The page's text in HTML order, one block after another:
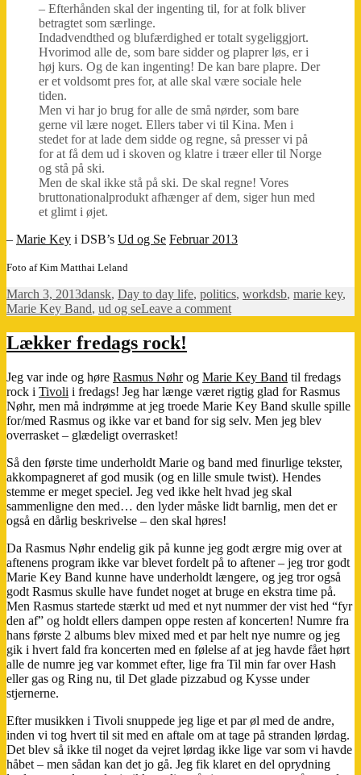
– Efterhånden skal der ingenting til, for at folk bliver
betragtet som særlinge.
Indadvendthed og blufærdighed er totalt sygeliggjort.
Hvorimod alle de, som bare sidder og plaprer løs, er i
høj kurs. Og de kan ingenting! De kan bare plapre. Der
er et voldsomt pres for, at alle skal være sociale hele
tiden.
Men vi har jo brug for alle de små nørder, som bare
gerne vil lære noget. Ellers taber vi til Kina. Men i
stedet for at lade dem sidde og regne, så presser vi på
for at få dem ud i skoven og klatre i træer eller til Norge
og stå på ski.
Men de skal ikke stå på ski. De skal regne! Vores
bruttonationalprodukt afhænger af dem, siger hun med
et glimt i øjet.
– Marie Key i DSB’s Ud og Se Februar 2013
Foto af Kim Matthai Leland
Posted
on
March 3, 2013Categories
dansk, Day to day life, politics, workTags
dsb, marie key,
Marie Key Band, ud og seLeave a commenton
alle
bare
sidder
og
plaprer
i
høj
kurs
Lækker fredags rock!
Jeg var inde og høre Rasmus Nøhrog Marie Key Band til fredags
rock i Tivoli i fredags! Jeg har længe været rigtig glad for Rasmus
Nøhr, men må indrømme at jeg troede Marie Key Band skulle spille
for/med Rasmus og ikke var et band for sig selv. Men jeg blev
overrasket – glædeligt overrasket!
Så den første time underholdt Marie og band med finurlige tekster,
akkompagneret af god musik (og en lille smule twist). Hendes
stemme er meget speciel. Jeg ved ikke helt hvad jeg skal
sammenligne den med… den lyder måske lidt barnlig, men det er
også en dårlig beskrivelse – den skal høres!
Da Rasmus Nøhr endelig gik på kunne jeg godt ærgre mig over at
aftenens program ikke var blevet fordelt på to aftener – jeg tror godt
Marie Key Band kunne have underholdt længere, og jeg tror også
godt Rasmus skulle have fundet noget at bruge en ekstra time på.
Men Rasmus startede stærkt ud med et nyt nummer der vist hed “fyr
den af” og holdt ellers dampen oppe resten af koncerten! Numre fra
hans første 2 albums blev mixed med et par helt nye numre og jeg
gik i hvert fald fra koncerten med en følelse af at jeg havde fået hørt
alle de numre jeg var kommet efter, lige fra Til min far over Hash
eller gas og Ring nu, til Det glade pizzabud og Kysse under
stjernerne.
Efter musikken i Tivoli snuppede jeg lige et par øl med de andre,
inden vi tog hvert til sit med en aftale om at tage på stranden lørdag.
Det blev så ikke til noget da vejret lørdag ikke lige var som vi havde
håbet – men sådan kan det jo gå. Jeg fik klaret en del oprydning